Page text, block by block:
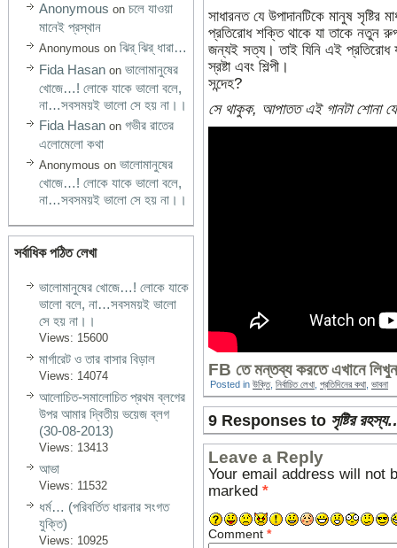
Anonymous on চলে যাওয়া
মানেই প্রস্থান
Anonymous on ঝির্‌ ঝির্‌ ধারা…
Fida Hasan on ভালোমানুষের
খোজে…! লোকে যাকে ভালো বলে,
না…সবসময়ই ভালো সে হয় না।।
Fida Hasan on গভীর রাতের
এলোমেলো কথা
Anonymous on ভালোমানুষের
খোজে…! লোকে যাকে ভালো বলে,
না…সবসময়ই ভালো সে হয় না।।
সর্বাধিক পঠিত লেখা
ভালোমানুষের খোজে…! লোকে যাকে
ভালো বলে, না…সবসময়ই ভালো
সে হয় না।।
Views: 15600
মার্গারেট ও তার বাসার বিড়াল
Views: 14074
আলোচিত-সমালোচিত প্রথম ব্লগের
উপর আমার দ্বিতীয় ভয়েজ ব্লগ
(30-08-2013)
Views: 13413
আভা
Views: 11532
ধর্ম… (পরিবর্তিত ধারনার সংগত
যুক্তি)
Views: 10925
সাধারনত যে উপাদানটিকে মানুষ সৃষ্টির
প্রতিরোধ শক্তি থাকে যা তাকে নতুন
জন্যই সত্য। তাই যিনি এই প্রতিরোধ
স্রষ্টা এবং শিল্পী।
সন্দেহ?
সে থাকুক, আপাতত এই গানটা শোনা
FB তে মন্তব্য করতে এখানে
Posted in উক্তি, নির্বাচিত লেখা প্রতিদিনের কথা ভাবনা
9 Responses to সৃষ্টির
Leave a Reply
Your email address will not
marked *
Comment *